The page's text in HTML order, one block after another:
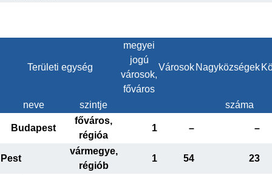
Területi egység
megyei
jogú
városok,
főváros
Városok Nagyközségek
neve szintje száma
Budapest
főváros,
régióa
1 – –
Pest
vármegye,
régiób
1 54 23